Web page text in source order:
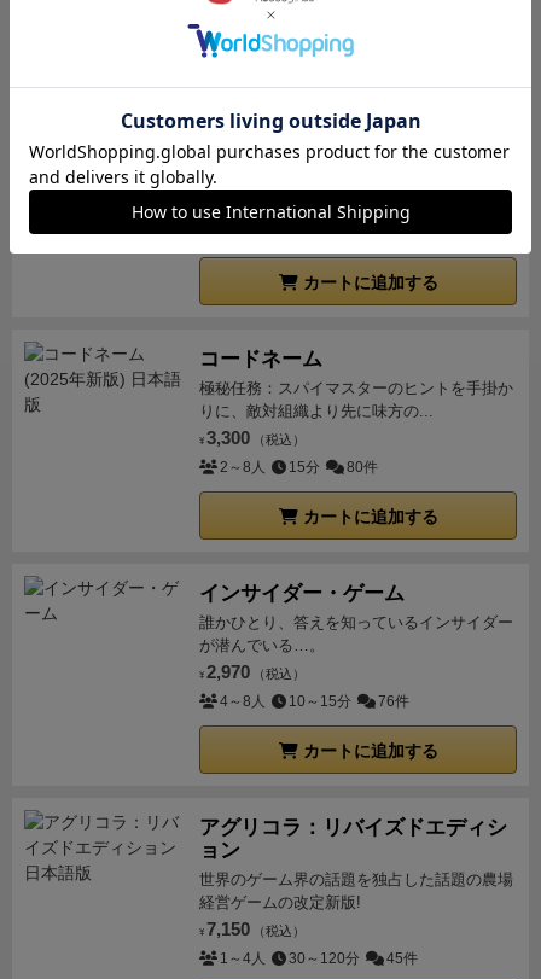
リアに記入。最初は必ず左上１マスを含む必要あり。
その中で「環境分析」（帽子）を獲得し、ボーナスで
うわさを１つ獲得】⑤雇用フェイズ：お金を払い５人
の助手を雇える。効果は次ラウンドから。
反転できたり、リソースを別のものに変換したり、貢
献点加算になったりとお役立ち。
在の収入分のコインを得る。【コンパクトカメラの能
力はスタート時２金。それに収入１金を加え、全部で
３金になりました】という流れで進みます。プロファ
イリングボードが4枚なので、2回枯渇した時点＝８ラ
ストーン（達成条件）がある：選んだダイスボードに
３つの達成条件が記載されています。ソロの場合は最
初に達成＝大きい方の得点、2番目3番目：小さい方の
得点を得ることができます。そこまで大きな差が出る
わけではありませんが、取得順はプレイヤーで調整可
・リプレイ性の高さ：アイテムは「ライター」
「コンパクトカメラ」「ボイスレコーダー」「ダイア
ールドエリアのリソースやプロファイリング結果その
ものを得ることができるものもあれば、得点倍率を上
げたりできるものもあって、バリエーションに富んで
ダムに４種×２回の繰り返し＋ダイス目の運もあり、
毎回違ったプレイが楽しめると思います。・連動する
献点の高さを求めることになりますが、逆算していく
と、『各種プロファイリング項目で得点を取りたい』
→『プロファイルボードに書かれているいいピースを
選びたい』→『リソース獲得をうまくやりたい』
→『最初のダイス目で何を取り何を書くか』といった
って取り方がありますのでこちらは説明書の方をご参
照ください）これを充実させることでプロファイリン
ことができます。高いものは結構強力ですが、このゲ
ームお金が結構カツカツで収入を増やす方法もありま
すが狙って取りにいかないとむずしいです。そして収
入が入ります。（この順番がけっこう効いてきます。
逆だったら楽だと思う場面が結構あったりします）そ
してダイスを撤去してボードの下にあったボードを入
ペンゲームの工程に見えるんですが、聞き込みをして
手がかりを入手してプロファイリングの過程を行い、
手が足りなかったら助手を雇うという、探偵の捜査を
表現しているんです。一応個人ボードのスキルも解放
条件は真ん中と右下の星を囲えれば発動できますが、
結構遠いですスタートは左上と決まっているので早い
埋めるのに苦労します。そして本とカメラの資源が足
りなくなります。なのでどれだけ早くお金を稼ぎ、パ
トリシアを雇えるのかがカギになると思います。
レイ性の高さ個人ボード6種類メインボードも5種類あ
るのでリプレイ性は高く何回でも遊べる作品に仕上が
っていると思います。
スコアアッタクで、ダイス3個を使いますがダイス配
てください。
カートに追加する
おばけキャッチ
可愛い木のおばけコマ。脳をひねって全力ス
ピード勝負。
¥ 2,500 （税込）
2～8人 20分 95件
カートに追加する
コードネーム
極秘任務：スパイマスターのヒントを手掛か
りに、敵対組織より先に味方の...
¥ 3,300 （税込）
2～8人 15分 80件
カートに追加する
インサイダー・ゲーム
誰かひとり、答えを知っているインサイダー
が潜んでいる…。
¥ 2,970 （税込）
4～8人 10～15分 76件
カートに追加する
アグリコラ：リバイズドエディシ
ョン
世界のゲーム界の話題を独占した話題の農場
経営ゲームの改定新版!
¥ 7,150 （税込）
1～4人 30～120分 45件